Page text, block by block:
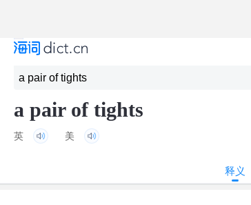
a pair of tights
英 美
释义